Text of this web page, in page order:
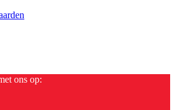
ons op: